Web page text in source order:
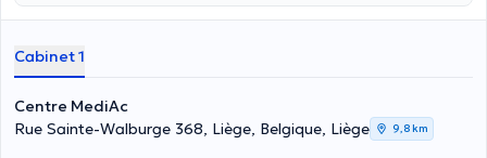
Cabinet 1
Centre MediAc
Rue Sainte-Walburge 368, Liège, Belgique, Liège
9,8 km